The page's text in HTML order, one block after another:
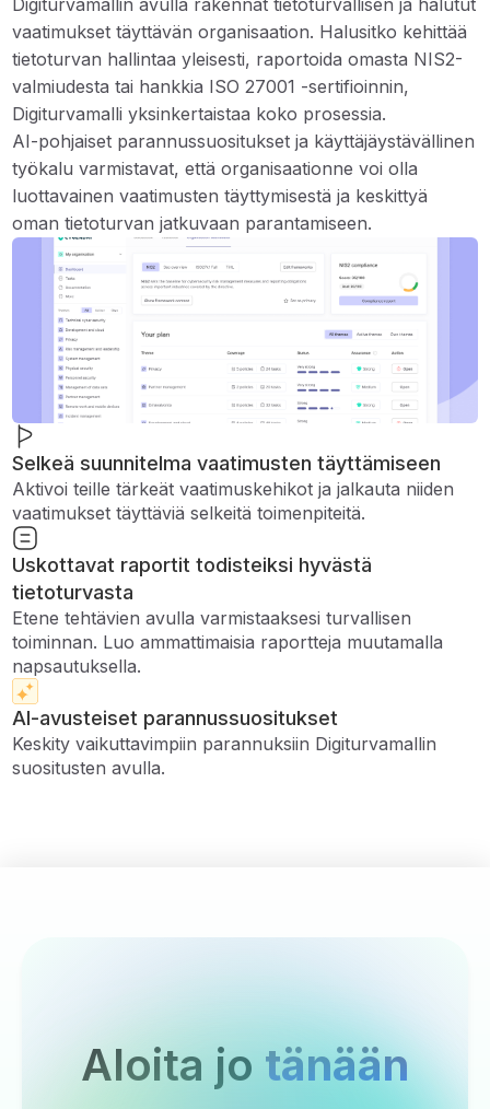
Digiturvamallin avulla rakennat tietoturvallisen ja halutut
vaatimukset täyttävän organisaation. Halusitko kehittää
tietoturvan hallintaa yleisesti, raportoida omasta NIS2-
valmiudesta tai hankkia ISO 27001 -sertifioinnin,
Digiturvamalli yksinkertaistaa koko prosessia.
AI-pohjaiset parannussuositukset ja käyttäjäystävällinen
työkalu varmistavat, että organisaationne voi olla
luottavainen vaatimusten täyttymisestä ja keskittyä
oman tietoturvan jatkuvaan parantamiseen.
Selkeä suunnitelma vaatimusten täyttämiseen
Aktivoi teille tärkeät vaatimuskehikot ja jalkauta niiden
vaatimukset täyttäviä selkeitä toimenpiteitä.
Uskottavat raportit todisteiksi hyvästä
tietoturvasta
Etene tehtävien avulla varmistaaksesi turvallisen
toiminnan. Luo ammattimaisia ​​raportteja muutamalla
napsautuksella.
AI-avusteiset parannussuositukset
Keskity vaikuttavimpiin parannuksiin Digiturvamallin
suositusten avulla.
Aloita jo tänään